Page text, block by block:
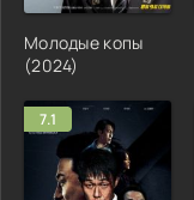
Молодые копы
(2024)
7.1